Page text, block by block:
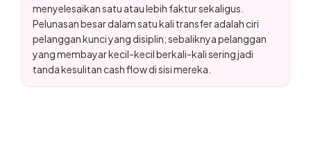
menyelesaikan satu atau lebih faktur sekaligus.
Pelunasan besar dalam satu kali transfer adalah ciri
pelanggan kunci yang disiplin; sebaliknya pelanggan
yang membayar kecil-kecil berkali-kali sering jadi
tanda kesulitan cash flow di sisi mereka.